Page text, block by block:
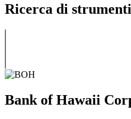
Ricerca di strumenti
Bank of Hawaii